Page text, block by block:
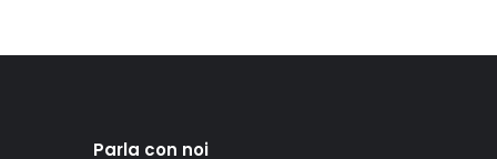
Parla con noi